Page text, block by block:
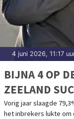
4 juni 2026, 11:17
BIJNA 4 OP
ZEELAND
Vorig jaar slaagde
het inbrekers lukte om